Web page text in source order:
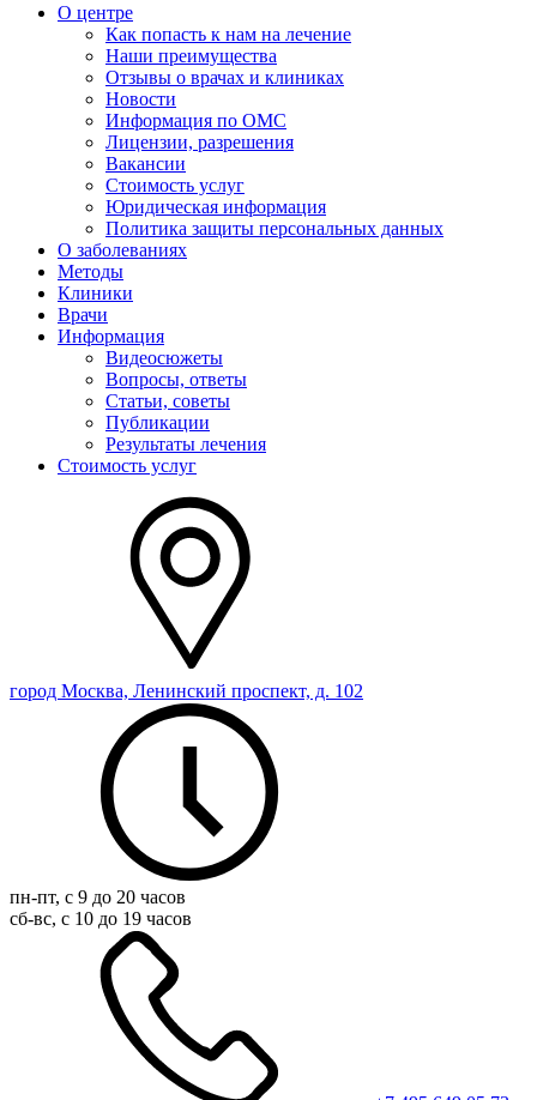
О центре
Как попасть к нам на лечение
Наши преимущества
Отзывы о врачах и клиниках
Новости
Информация по ОМС
Лицензии, разрешения
Вакансии
Стоимость услуг
Юридическая информация
Политика защиты персональных данных
О заболеваниях
Методы
Клиники
Врачи
Информация
Видеосюжеты
Вопросы, ответы
Статьи, советы
Публикации
Результаты лечения
Стоимость услуг
город Москва, Ленинский проспект, д. 102
пн-пт, с 9 до 20 часов
сб-вс, с 10 до 19 часов